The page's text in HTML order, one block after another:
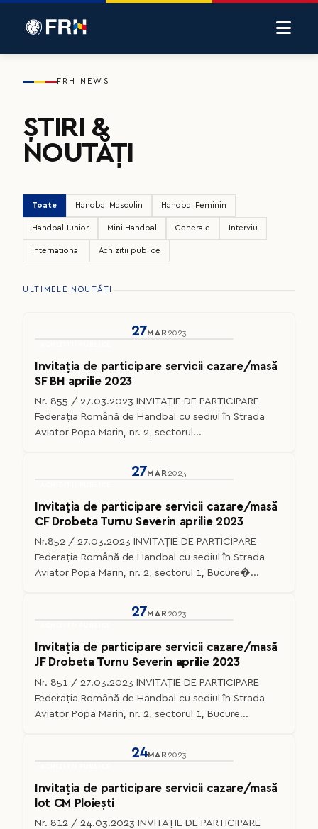
FRH NEWS
ȘTIRI &
NOUTĂȚI
Toate Handbal Masculin Handbal Feminin
Handbal Junior Mini Handbal Generale Interviu
International Achizitii publice
ULTIMELE NOUTĂȚI
27MAR 2023
Invitația de participare servicii cazare/masă
SF BH aprilie 2023
Nr. 855 / 27.03.2023 INVITAȚIE DE PARTICIPARE
Federaţia Română de Handbal cu sediul în Strada
Aviator Popa Marin, nr. 2, sectorul...
27MAR 2023
Invitația de participare servicii cazare/masă
CF Drobeta Turnu Severin aprilie 2023
Nr.852 / 27.03.2023 INVITAȚIE DE PARTICIPARE
Federaţia Română de Handbal cu sediul în Strada
Aviator Popa Marin, nr. 2, sectorul 1, Bucure�...
27MAR2023
Invitația de participare servicii cazare/masă
JF Drobeta Turnu Severin aprilie 2023
Nr. 851 / 27.03.2023 INVITAȚIE DE PARTICIPARE
Federaţia Română de Handbal cu sediul în Strada
Aviator Popa Marin, nr. 2, sectorul 1, Bucure...
24MAR 2023
Invitația de participare servicii cazare/masă
lot CM Ploiești
Nr. 812 / 24.03.2023 INVITAȚIE DE PARTICIPARE